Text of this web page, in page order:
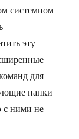
системном
эту
для
папки
с ними не